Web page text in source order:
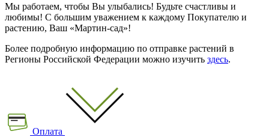
Мы работаем, чтобы Вы улыбались! Будьте счастливы и
любимы! С большим уважением к каждому Покупателю и
растению, Ваш «Мартин-сад»!
Более подробную информацию по отправке растений в
Регионы Российской Федерации можно изучить здесь.
Оплата